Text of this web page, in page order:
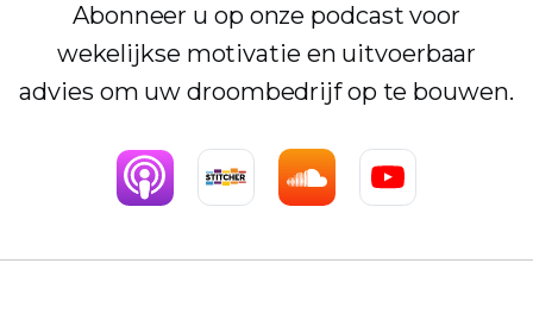
Abonneer u op onze podcast voor
wekelijkse motivatie en uitvoerbaar
advies om uw droombedrijf op te bouwen.